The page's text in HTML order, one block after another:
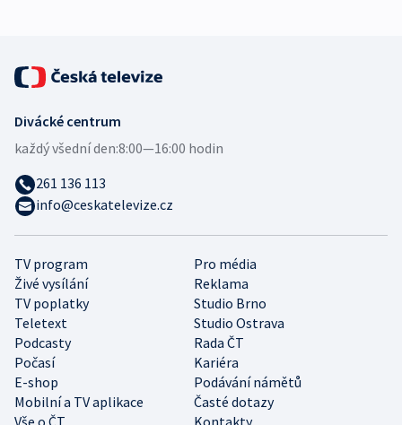
TV program
Pro média
Živé vysílání
Reklama
TV poplatky
Studio Brno
Teletext
Studio Ostrava
Podcasty
Rada ČT
Počasí
Kariéra
E-shop
Podávání námětů
Mobilní a TV aplikace
Časté dotazy
Vše o ČT
Kontakty
Divácké centrum
každý všední den:8:00—16:00 hodin
261 136 113
info@ceskatelevize.cz